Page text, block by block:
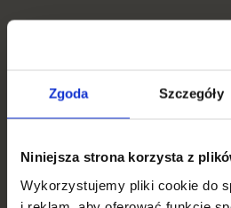
Zgoda Szczegóły
Niniejsza strona korzysta z
Wykorzystujemy pliki cookie do